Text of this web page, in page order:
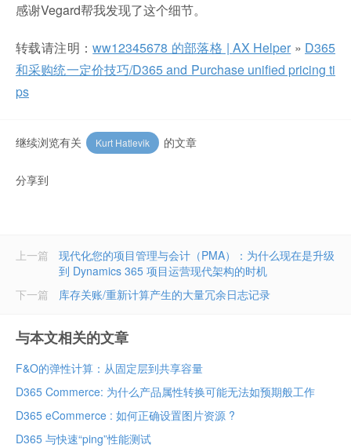
感谢Vegard帮我发现了这个细节。
转载请注明：ww12345678 的部落格 | AX Helper » D365
和采购统一定价技巧/D365 and Purchase unified pricing ti
ps
继续浏览有关 Kurt Hatlevik 的文章
分享到
上一篇
现代化您的项目管理与会计（PMA）：为什么现在是升级
到 Dynamics 365 项目运营现代架构的时机
库存关账/重新计算产生的大量冗余日志记录
下一篇
与本文相关的文章
F&O的弹性计算：从固定层到共享容量
D365 Commerce: 为什么产品属性转换可能无法如预期般工作
D365 eCommerce : 如何正确设置图片资源 ?
D365 与快速“ping”性能测试